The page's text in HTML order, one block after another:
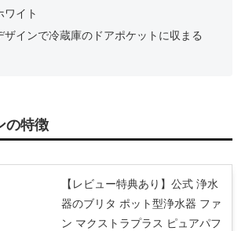
ワイト
ザインで冷蔵庫のドアポケットに収まる
の特徴
【レビュー特典あり】公式 浄水
器のブリタ ポット型浄水器 ファ
ン マクストラプラス ピュアパフ